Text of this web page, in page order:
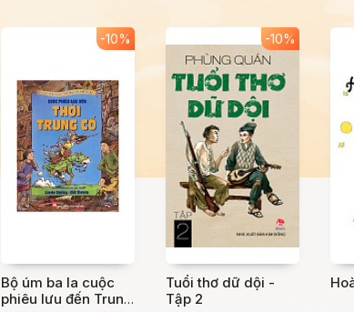
-10%
Bộ úm ba la cuộc
phiêu lưu đến Trung
-10%
Tuổi thơ dữ dội -
Tập 2